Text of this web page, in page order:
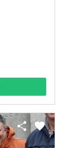
share favorite